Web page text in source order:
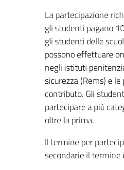
La partecipazione
gli studenti pagano
gli studenti delle
possono effettuare
negli istituti
sicurezza (Rems) e
contributo. Gli
partecipare a più
oltre la prima.
Il termine per
secondarie il